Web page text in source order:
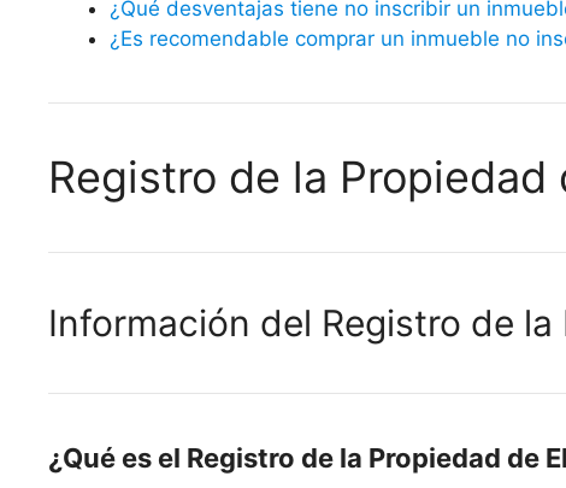
¿Qué desventajas tiene no inscribir un
¿Es recomendable comprar un inmueble no
Registro de la Propiedad
Información del Registro de la
¿Qué es el Registro de la Propiedad de